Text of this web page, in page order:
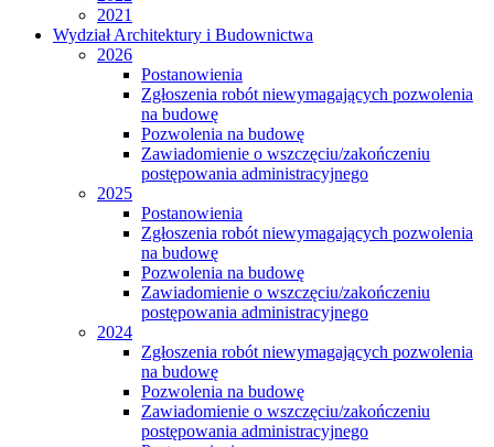
2021
Wydział Architektury i Budownictwa
2026
Postanowienia
Zgłoszenia robót niewymagających pozwolenia
na budowę
Pozwolenia na budowę
Zawiadomienie o wszczęciu/zakończeniu
postępowania administracyjnego
2025
Postanowienia
Zgłoszenia robót niewymagających pozwolenia
na budowę
Pozwolenia na budowę
Zawiadomienie o wszczęciu/zakończeniu
postępowania administracyjnego
2024
Zgłoszenia robót niewymagających pozwolenia
na budowę
Pozwolenia na budowę
Zawiadomienie o wszczęciu/zakończeniu
postępowania administracyjnego